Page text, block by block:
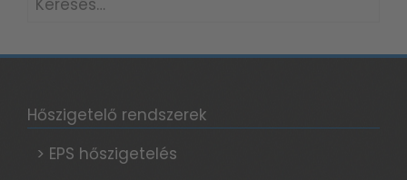
Hőszigetelő rendszerek
> EPS hőszigetelés